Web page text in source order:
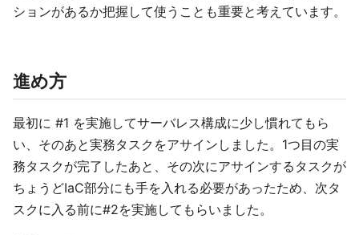
ションがあるか把握して使うことも重要と考えています。
進め方
最初に #1 を実施してサーバレス構成に少し慣れてもら
い、そのあと実務タスクをアサインしました。1つ目の実
務タスクが完了したあと、その次にアサインするタスクが
ちょうどIaC部分にも手を入れる必要があったため、次タ
スクに入る前に#2を実施してもらいました。